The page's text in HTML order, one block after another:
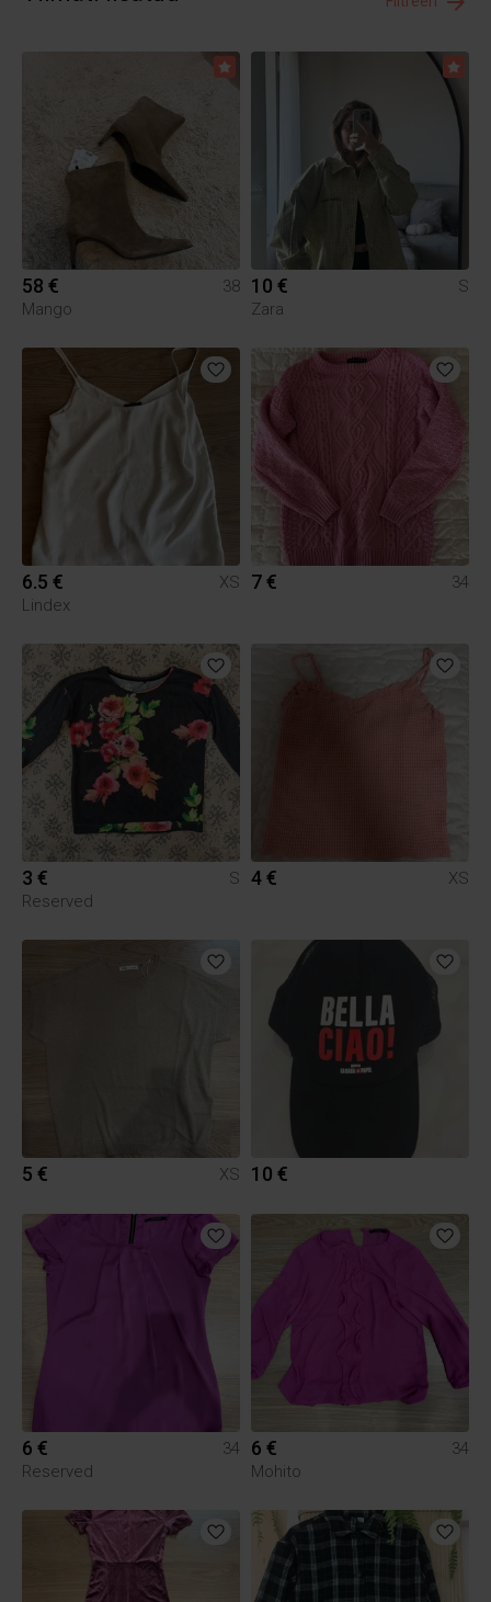
58 €
38
Mango
10 €
S
Zara
6.5 €
XS
Lindex
7 € 34
3 €
S
Reserved
4 € XS
5 € XS 10 €
6 €
34
Reserved
6 €
34
Mohito